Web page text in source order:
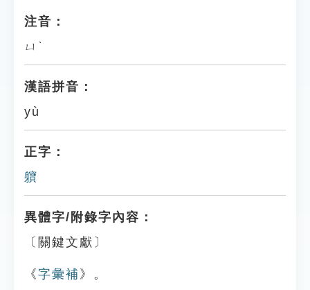
注音：
ㄩˋ
漢語拼音：
yù
正字：
軉
異體字/附錄字內容：
〔關鍵文獻〕
《字彙補 》。